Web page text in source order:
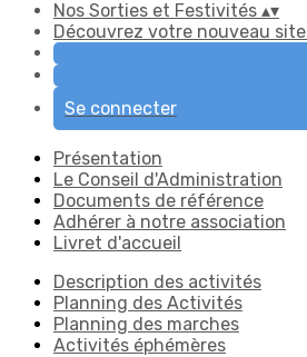
Nos Sorties et Festivités ▴▾
Découvrez votre nouveau site
Se connecter
Présentation
Le Conseil d'Administration
Documents de référence
Adhérer à notre association
Livret d'accueil
Description des activités
Planning des Activités
Planning des marches
Activités éphémères